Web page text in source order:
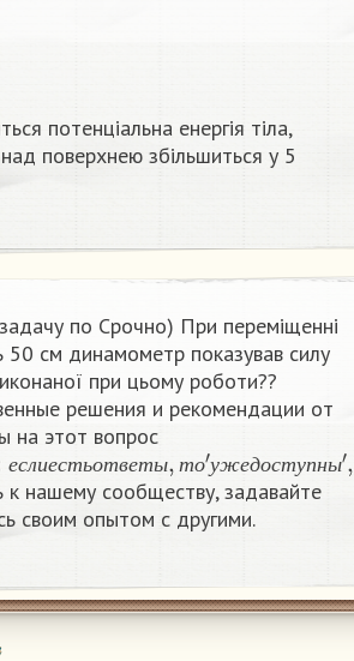
потенціальна енергія тіла,
поверхнею збільшиться у 5
по Срочно) При переміщенні
50 см динамометр показував силу
при цьому роботи?​?
решения и рекомендации от
на этот вопрос
е сл и е с т ьо т в е т ы т о у ж е д о с т у п н ы
в :ес лие стьотв т п
к нашему сообществу, задавайте
своим опытом с другими.